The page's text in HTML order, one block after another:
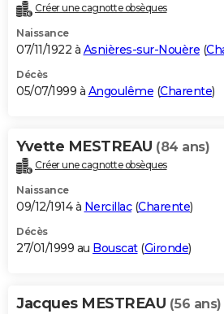
Créer une cagnotte obsèques
Naissance
07/11/1922 à Asnières-sur-Nouère (
Décès
05/07/1999 à Angoulême (Charente)
Yvette MESTREAU (84 ans)
Créer une cagnotte obsèques
Naissance
09/12/1914 à Nercillac(Charente)
Décès
27/01/1999 au Bouscat(Gironde)
Jacques MESTREAU (56 ans)